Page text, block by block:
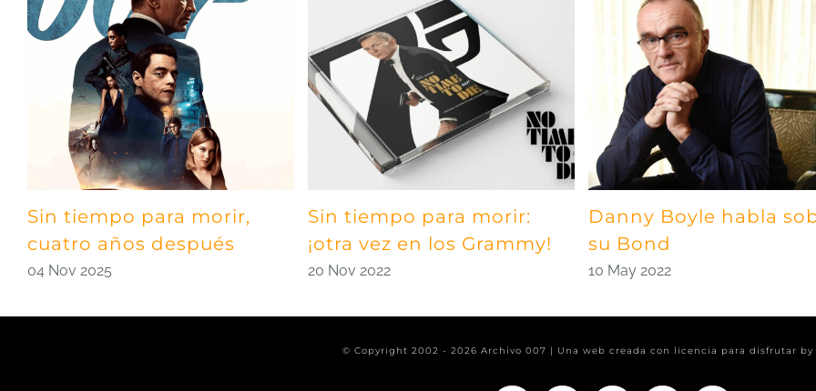
Sin tiempo para morir,
cuatro años después
04 Nov 2025
Sin tiempo para morir:
¡otra vez en los Grammy!
20 Nov 2022
Danny Boyle habla
su Bond
10 May 2022
© Copyright 2002 - 2026 Archivo 007 | Una web creada con licencia para disfrutar by